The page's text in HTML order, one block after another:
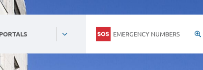
EMERGENCY NUMBERS